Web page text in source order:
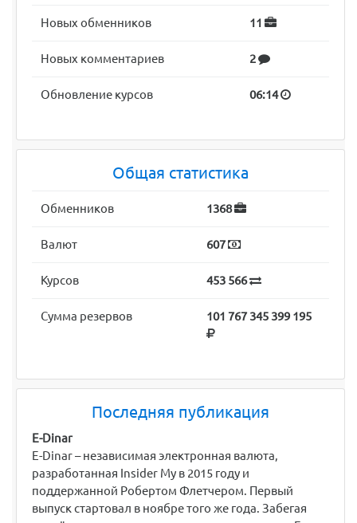
Новых обменников 11
Новых комментариев 2
Обновление курсов 06:14
Общая статистика
Обменников 1368
Валют 607
Курсов 453 566
Сумма резервов 101 767 345 399 195
Последняя публикация
E-Dinar
E-Dinar – независимая электронная валюта,
разработанная Insider My в 2015 году и
поддержанной Робертом Флетчером. Первый
выпуск стартовал в ноябре того же года. Забегая